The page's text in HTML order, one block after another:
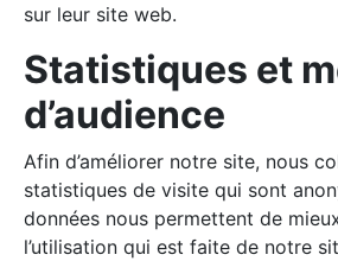
sur leur site web.
Statistiques et
d’audience
Afin d’améliorer notre site, nous
statistiques de visite qui sont
données nous permettent de
l’utilisation qui est faite de notre